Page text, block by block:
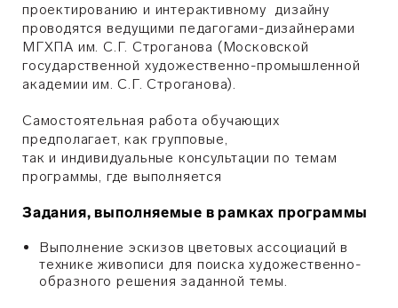
проектированию и интерактивному дизайну
проводятся ведущими педагогами-дизайнерами
МГХПА им. С.Г. Строганова (Московской
государственной художественно-промышленной
академии им. С.Г. Строганова).
Самостоятельная работа обучающих
предполагает, как групповые,
так и индивидуальные консультации по темам
программы, где выполняется
Задания, выполняемые в рамках программы
Выполнение эскизов цветовых ассоциаций в
технике живописи для поиска художественно-
образного решения заданной темы.